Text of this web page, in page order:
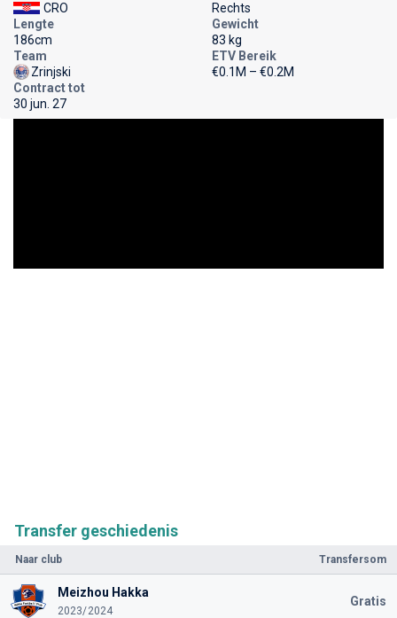
Transfer geschiedenis
Naar club Transfersom
Meizhou Hakka
2023/2024
Gratis
CRO
Rechts
Lengte
186cm
Gewicht
83 kg
Team
Zrinjski
ETV Bereik
€0.1M – €0.2M
Contract tot
30 jun. 27